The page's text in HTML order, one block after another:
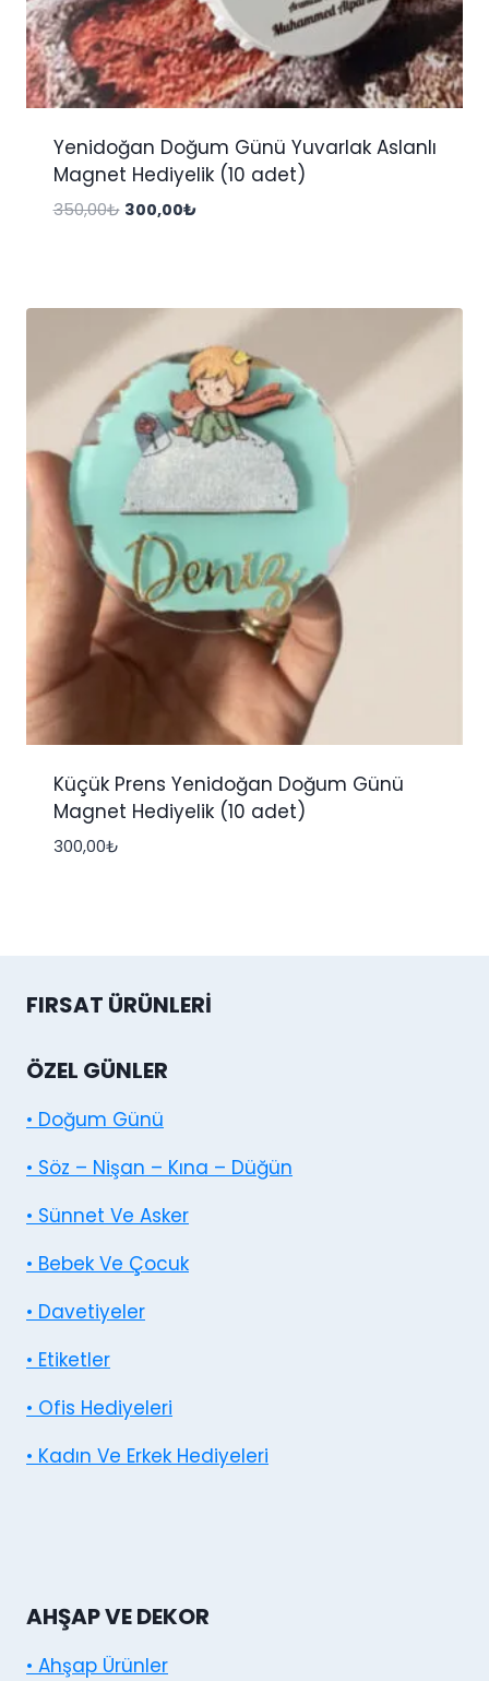
Yenidoğan Doğum Günü Yuvarlak Aslanlı
Magnet Hediyelik (10 adet)
350,00₺ Orijinal
300,00₺Şu
Küçük Prens Yenidoğan Doğum Günü
Magnet Hediyelik (10 adet)
300,00₺
FIRSAT ÜRÜNLERI
ÖZEL GÜNLER
• Doğum Günü
• Söz – Nişan – Kına – Düğün
• Sünnet Ve Asker
• Bebek Ve Çocuk
• Davetiyeler
• Etiketler
• Ofis Hediyeleri
• Kadın Ve Erkek Hediyeleri
AHŞAP VE DEKOR
• Ahşap Ürünler